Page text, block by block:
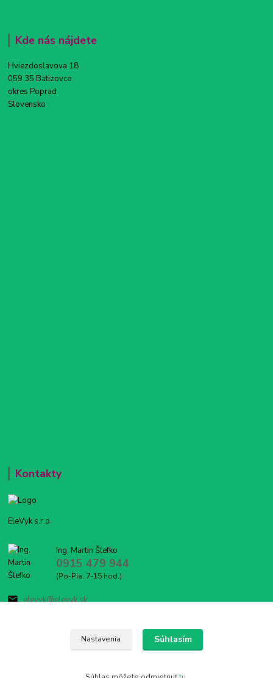
Kde nás nájdete
Hviezdoslavova 18
059 35 Batizovce
okres Poprad
Slovensko
Kontakty
EleVyk s.r.o.
Ing. Martin Štefko
0915 479 944
(Po-Pia, 7-15 hod.)
elevyk@elevyk.sk
Nastavenia Súhlasím